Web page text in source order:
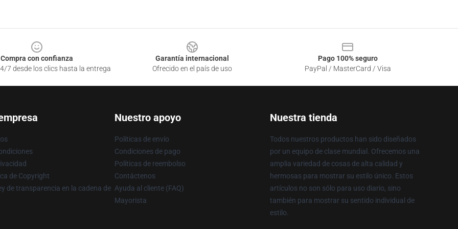
Compra con confianza
7 desde los clics hasta la entrega
Garantía internacional
Ofrecido en el país de uso
Pago 100% seguro
PayPal / MasterCard / Visa
de Copyright
de transparencia en la cadena de
Nuestro apoyo
Políticas de envío
Condiciones de pago
Políticas de reembolso
Contáctenos
Ayuda al cliente (FAQ)
Mayorista
Nuestra tienda
Todos nuestros productos han sido diseñados
por un equipo de clase mundial. Ofrecemos una
amplia variedad de cosas de alta calidad y
hermosas para mostrar su estilo único. Estos
artículos no son sólo para uso diario, sino
también para mostrar su sentido individual de
estilo.